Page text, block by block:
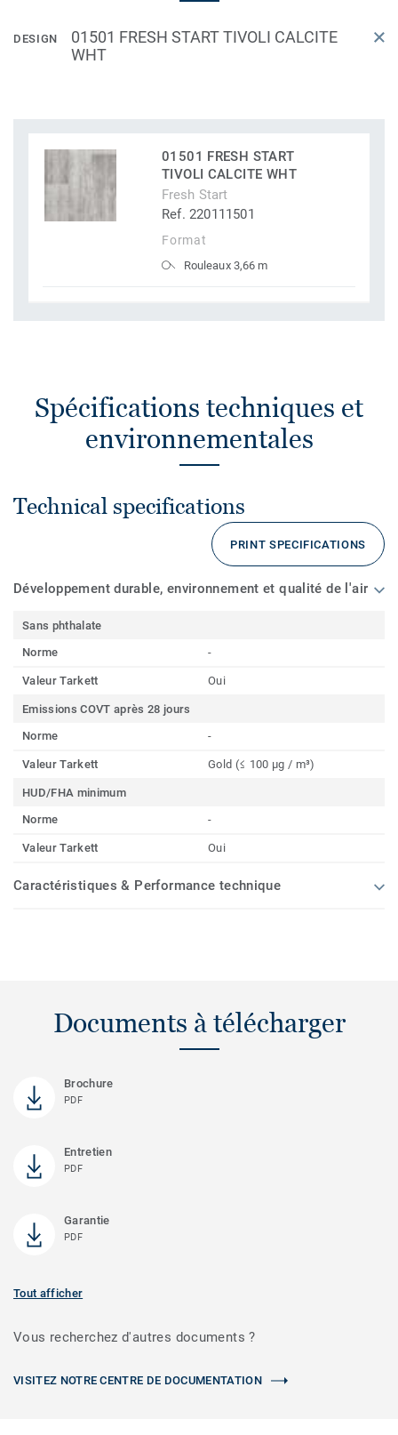
DESIGN
01501 FRESH START TIVOLI CALCITE
WHT
01501 FRESH START
TIVOLI CALCITE WHT
Fresh Start
Ref. 220111501
Format
Rouleaux 3,66 m
Spécifications techniques et
environnementales
Technical specifications
PRINT SPECIFICATIONS
Développement durable, environnement et qualité de l'air
Sans phthalate
Norme
-
Valeur Tarkett Oui
Emissions COVT après 28 jours
Norme
-
Valeur Tarkett Gold (≤ 100 µg / m³)
HUD/FHA minimum
Norme
-
Valeur Tarkett Oui
Caractéristiques & Performance technique
Documents à télécharger
Brochure
PDF
Entretien
PDF
Garantie
PDF
Tout afficher
Vous recherchez d'autres documents ?
VISITEZ NOTRE CENTRE DE DOCUMENTATION